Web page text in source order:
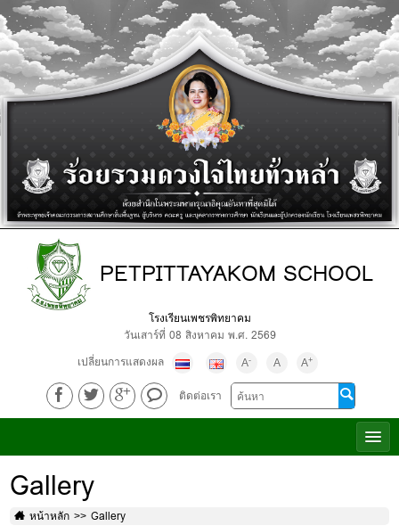
PETPITTAYAKOM SCHOOL
โรงเรียนเพชรพิทยาคม
วันเสาร์ที่ 08 สิงหาคม พ.ศ. 2569
เปลี่ยนการแสดงผล
A- A A+
ติดต่อเรา
Gallery
หน้าหลัก Gallery